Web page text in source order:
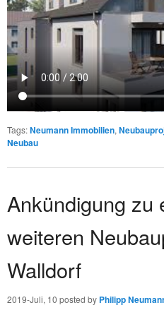
Tags:Neumann Immobilien,
Neubau
Ankündigung zu
weiteren
Walldorf
2019-Juli, 10 posted by Philipp